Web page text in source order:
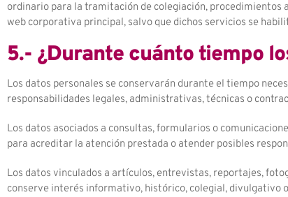
ordinario para la tramitación de colegiación, procedimientos
web corporativa principal, salvo que dichos servicios se
5.- ¿Durante cuánto tiempo
Los datos personales se conservarán durante el tiempo
responsabilidades legales, administrativas, técnicas o
Los datos asociados a consultas, formularios o
para acreditar la atención prestada o atender posibles
Los datos vinculados a artículos, entrevistas, reportajes,
conserve interés informativo, histórico, colegial, divulgativo